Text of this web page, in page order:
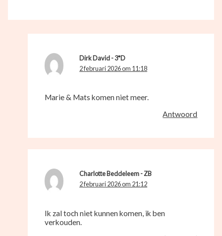
Dirk David - 3*D
2 februari 2026 om 11:18
Marie & Mats komen niet meer.
Antwoord
Charlotte Beddeleem - ZB
2 februari 2026 om 21:12
Ik zal toch niet kunnen komen, ik ben
verkouden.